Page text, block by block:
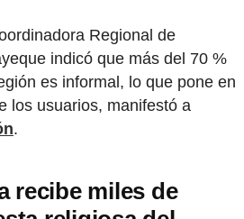
Regional de
indicó que más del 70 %
es informal, lo que pone en
los usuarios, manifestó a
.
recibe miles de